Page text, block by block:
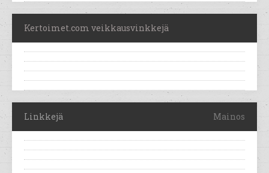
Kertoimet.com veikkausvinkkejä
Linkkejä Mainos